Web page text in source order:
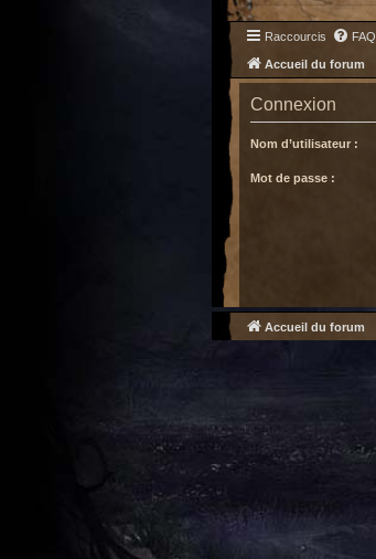
Raccourcis FAQ
Accueil du forum
Connexion
Nom d’utilisateur :
Mot de passe :
Accueil du forum